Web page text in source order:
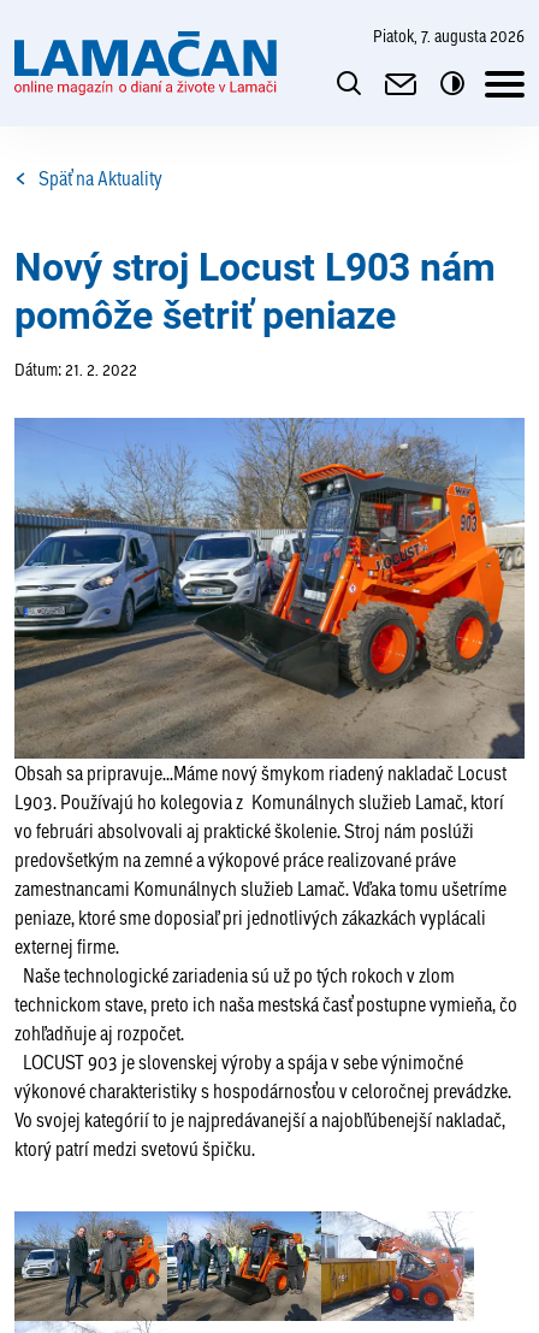
piatok, 7. augusta 2026
Späť na Aktuality
Nový stroj Locust L903 nám
pomôže šetriť peniaze
Dátum: 21. 2. 2022
Obsah sa pripravuje...Máme nový šmykom riadený nakladač Locust
L903. Používajú ho kolegovia z Komunálnych služieb Lamač, ktorí
vo februári absolvovali aj praktické školenie. Stroj nám poslúži
predovšetkým na zemné a výkopové práce realizované práve
zamestnancami Komunálnych služieb Lamač. Vďaka tomu ušetríme
peniaze, ktoré sme doposiaľ pri jednotlivých zákazkách vyplácali
externej firme.
Naše technologické zariadenia sú už po tých rokoch v zlom
technickom stave, preto ich naša mestská časť postupne vymieňa, čo
zohľadňuje aj rozpočet.
LOCUST 903 je slovenskej výroby a spája v sebe výnimočné
výkonové charakteristiky s hospodárnosťou v celoročnej prevádzke.
Vo svojej kategórií to je najpredávanejší a najobľúbenejší nakladač,
ktorý patrí medzi svetovú špičku.